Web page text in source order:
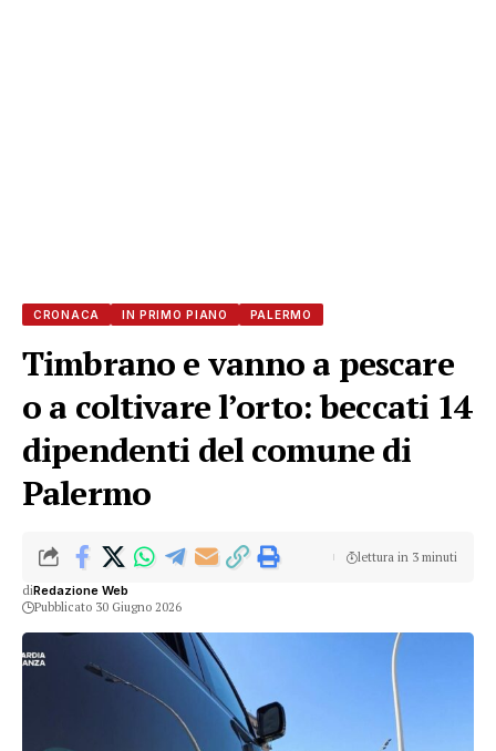
CRONACA IN PRIMO PIANO PALERMO
Timbrano e vanno a pescare
o a coltivare l’orto: beccati 14
dipendenti del comune di
Palermo
diRedazione Web
Pubblicato 30 Giugno 2026
lettura in 3 minuti